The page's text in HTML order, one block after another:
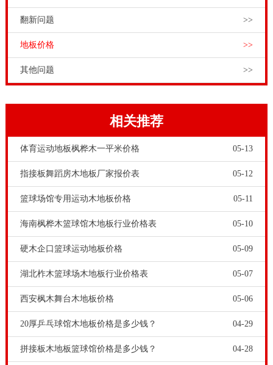
13716001635说到运动木地板价格，市面上运动地板品
牌很多，价格千差万别，这到底是怎么回事呢？原来运
动木地板价格不是固定不变的，是由多种因素综合决定
在选择篮球木地板时，切莫以色差论好坏。篮球木地板
是天然的材料，哪怕是一棵树上的木材，它的向阳面与
背阴面也是有色差的。色差是天然材料的必然因素，它
并不影响地板的质量。但是如果篮球场馆工程商和甲方
朋友，对篮球木地板色差有要求的话，可以在篮球木地
板订制和铺装方面，采取一些方法加以规避。欧氏地
翻新问题 >>
地板价格 >>
其他问题 >>
相关推荐
体育运动地板枫桦木一平米价格 05-13
指接板舞蹈房木地板厂家报价表 05-12
篮球场馆专用运动木地板价格 05-11
海南枫桦木篮球馆木地板行业价格表 05-10
硬木企口篮球运动地板价格 05-09
湖北柞木篮球场木地板行业价格表 05-07
西安枫木舞台木地板价格 05-06
20厚乒乓球馆木地板价格是多少钱？ 04-29
拼接板木地板篮球馆价格是多少钱？ 04-28